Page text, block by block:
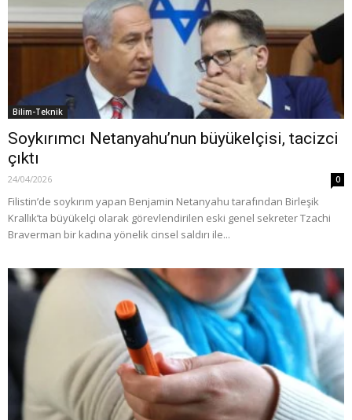
Bilim-Teknik
Soykırımcı Netanyahu’nun büyükelçisi, tacizci
çıktı
24/04/2026 0
Filistin’de soykırım yapan Benjamin Netanyahu tarafından Birleşik
Krallık’ta büyükelçi olarak görevlendirilen eski genel sekreter Tzachi
Braverman bir kadına yönelik cinsel saldırı ile...